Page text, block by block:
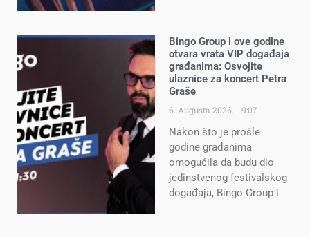
Bingo Group i ove godine
otvara vrata VIP događaja
građanima: Osvojite
ulaznice za koncert Petra
Graše
6. Augusta 2026. 9:07
Nakon što je prošle
godine građanima
omogućila da budu dio
jedinstvenog festivalskog
događaja, Bingo Group i